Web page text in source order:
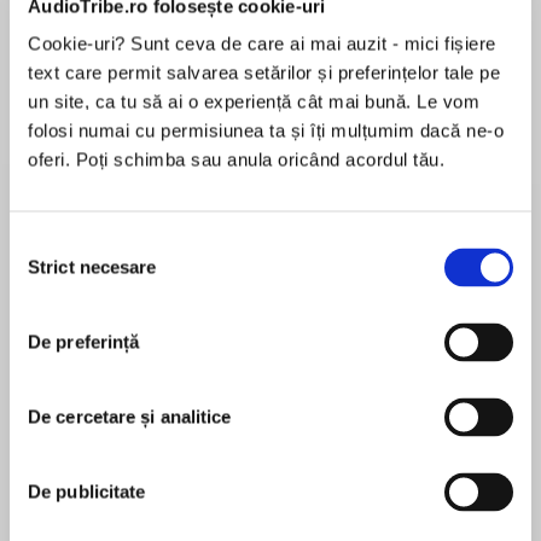
AudioTribe.ro folosește cookie-uri
Cookie-uri? Sunt ceva de care ai mai auzit - mici fișiere
text care permit salvarea setărilor și preferințelor tale pe
un site, ca tu să ai o experiență cât mai bună. Le vom
folosi numai cu permisiunea ta și îți mulțumim dacă ne-o
oferi. Poți schimba sau anula oricând acordul tău.
consimțământului
Strict necesare
De preferință
De cercetare și analitice
De publicitate
Desprecarte
‘Makes Hannibal Lecter look like Mary Poppins…
this is going to give me a serious book hangover’
If only they knew the real truth. It should be my
face on those front pages. My headlines. I did
those things, not him. I just want to stand on
ME. ME. ME!
world and framed her cheating fiancé Craig for
pentru această carte
C.J. SKUSE is the author of Pretty Bad Things,